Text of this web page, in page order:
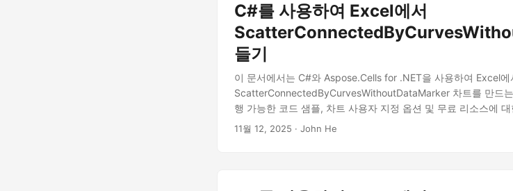
C#를 사용하여 Excel에서
들기
이 문서에서는 C#와 Aspose.Cells for .NET을 사용하여 Excel에
ScatterConnectedByCurvesWithoutDataMarker 차트를 만드
행 가능한 코드 샘플, 차트 사용자 지정 옵션 및 무료 리소스에
11월 12, 2025 · John He